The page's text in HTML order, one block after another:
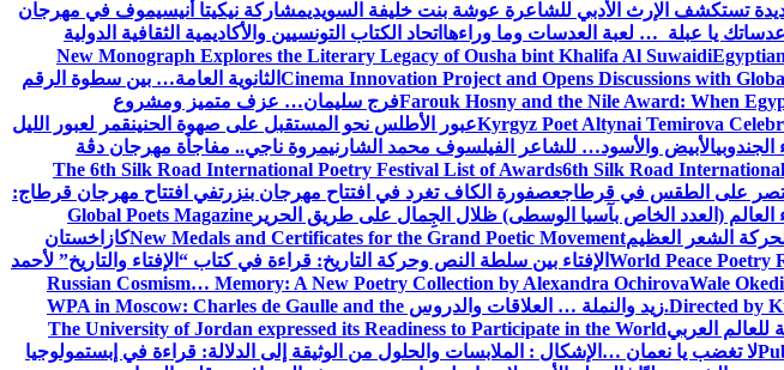
تستكشف الإرث الأدبي للشاعرة عوشة بنت خليفة السويديمشاركة نيكيتا أنيسيموف في مهرجان
يا عبلة … لعبة العدسات وما وراءها اتحاد الكتاب التونسيين والأكاديمية الثقافية الدولية
New Monograph Explores the Literary Legacy of Ousha bint Khalifa Al Suwaidi
Cinema Innovation Project and Opens Discussions with الثانوية العامة… بين سطوة الرقم
Farouk Hosny and the Nile Award: Whenفرج سليمان… عزف متميز ومشروع
Kyrgyz Poet Altynai Temirovaعبور الأطلس نحو المستقبل على صهوة الحنينقمر لعبور الليل
الأبيض والأسود… للشاعر الفيلسوف محمد الشارنيمروة ناجي.. مفاجأة مهرجان دڨة
The 6th Silk Road International Poetry Festival List of Awards6th Silk Road International
على الطقس في قرطاجعصفورة الكاف تغرد في افتتاح مهرجان بنزرتفي افتتاح مهرجان قرطاج:
(العدد الخاص بآسيا الوسطى) ظلال الجِمال على طريق الحرير Global Poets Magazine
الشعر العظيمNew Medals and Certificates for the Grand Poetic Movementكازاخستان
World Peace Poetry الإفتاء بين سلطة النص وحركة التاريخ: قراءة في كتاب “الإفتاء والتاريخ” لأحمد
Russian Cosmism… Memory: A New Poetry Collection by Alexandra OchirovaWale
Directed by زيد والنملة … العلاقات والدروس WPA in Moscow: Charles de Gaulle and the
للعالم العربيThe University of Jordan expressed its Readiness to Participate in the World
لا تغضب يا نعمان …الإشكال : الملابسات والحلول من الوثيقة إلى الدلالة: قراءة في إبستمولوجيا